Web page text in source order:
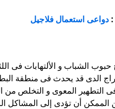
: دواعى استعمال فلاجيل
الشباب و الألتهابات فى اللثة
الدى قد يحدث فى منطقة
المعوى و التخلص من
الممكن أن تؤدى إلى المشاكل